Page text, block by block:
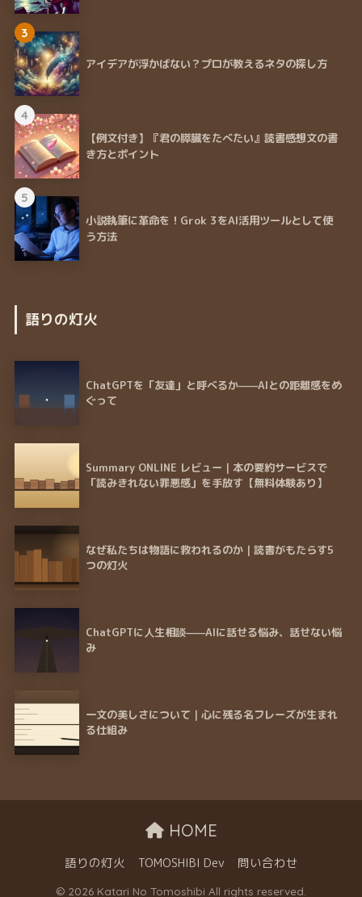
3
アイデアが浮かばない？プロが教えるネタの探し方
4
【例文付き】『君の膵臓をたべたい』読書感想文の書
き方とポイント
5
小説執筆に革命を！Grok 3をAI活用ツールとして使
う方法
語りの灯火
ChatGPTを「友達」と呼べるか——AIとの距離感をめ
ぐって
Summary ONLINE レビュー｜本の要約サービスで
「読みきれない罪悪感」を手放す【無料体験あり】
なぜ私たちは物語に救われるのか｜読書がもたらす5
つの灯火
ChatGPTに人生相談——AIに話せる悩み、話せない悩
み
一文の美しさについて｜心に残る名フレーズが生まれ
る仕組み
HOME
語りの灯火 TOMOSHIBI Dev 問い合わせ
© 2026 Katari No Tomoshibi All rights reserved.